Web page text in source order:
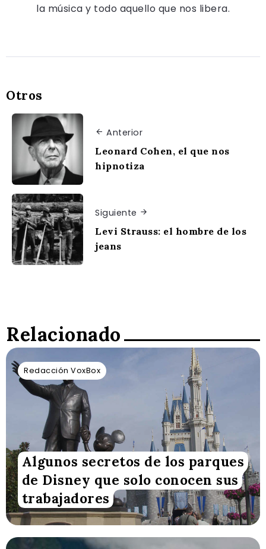
la música y todo aquello que nos libera.
Otros
Anterior
Leonard Cohen, el que nos
hipnotiza
Siguiente
Levi Strauss: el hombre de los
jeans
Relacionado
Redacción VoxBox
Algunos secretos de los parques
de Disney que solo conocen sus
trabajadores